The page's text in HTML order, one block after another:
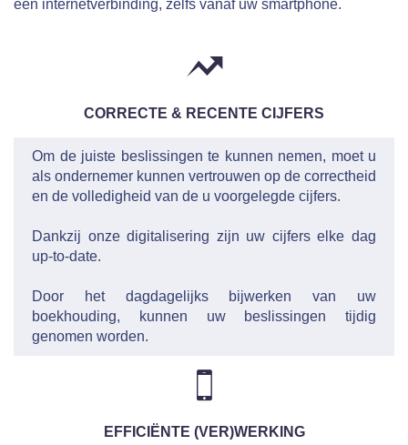
een internetverbinding, zelfs vanaf uw smartphone.
CORRECTE & RECENTE CIJFERS
Om de juiste beslissingen te kunnen nemen, moet u
als ondernemer kunnen vertrouwen op de correctheid
en de volledigheid van de u voorgelegde cijfers.
Dankzij onze digitalisering zijn uw cijfers elke dag
up-to-date.
Door het dagdagelijks bijwerken van uw
boekhouding, kunnen uw beslissingen tijdig
genomen worden.
EFFICIËNTE (VER)WERKING